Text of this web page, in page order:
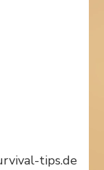
tips.de